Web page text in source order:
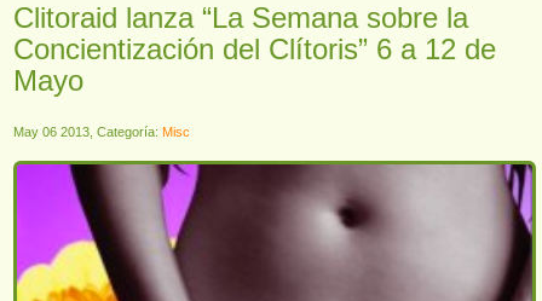
Clitoraid lanza “La Semana sobre la
Concientización del Clítoris” 6 a 12 de
Mayo
May 06 2013, Categoría: Misc